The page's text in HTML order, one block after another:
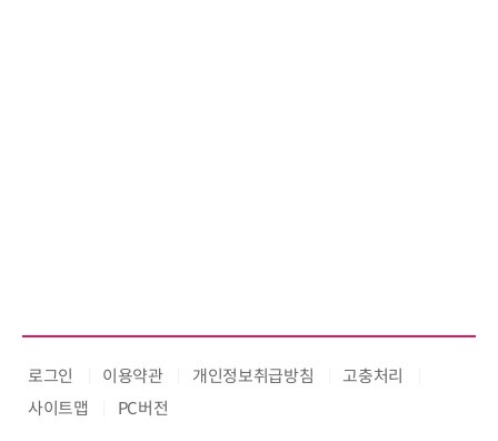
로그인 이용약관 개인정보취급방침
고충처리
사이트맵
PC버전